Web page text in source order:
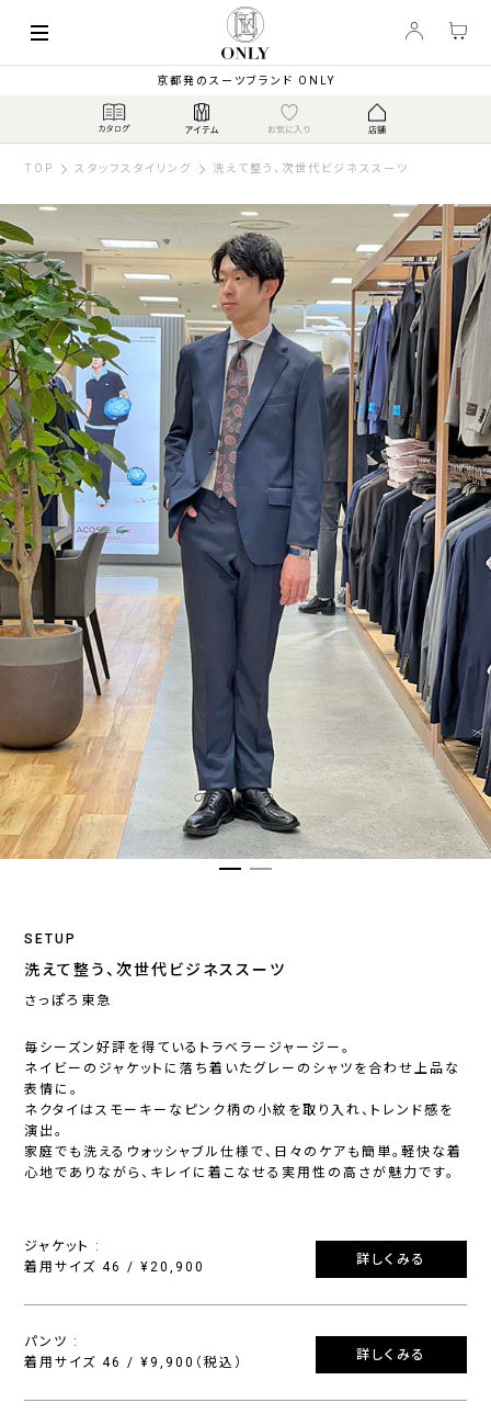
京都発のスーツブランド ONLY
TOP スタッフスタイリング 洗えて整う、次世代ビジネススーツ
SETUP
洗えて整う、次世代ビジネススーツ
さっぽろ東急
毎シーズン好評を得ているトラベラージャージー。
ネイビーのジャケットに落ち着いたグレーのシャツを合わせ上品な
表情に。
ネクタイはスモーキーなピンク柄の小紋を取り入れ、トレンド感を
演出。
家庭でも洗えるウォッシャブル仕様で、日々のケアも簡単。軽快な着
心地でありながら、キレイに着こなせる実用性の高さが魅力です。
ジャケット :
着用サイズ 46 / ¥20,900
詳しくみる
パンツ :
着用サイズ 46 / ¥9,900（税込）
詳しくみる